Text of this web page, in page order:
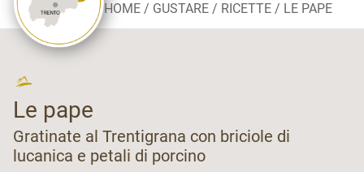
HOME GUSTARE RICETTE LE PAPE
Le pape
Gratinate al Trentigrana con briciole di
lucanica e petali di porcino